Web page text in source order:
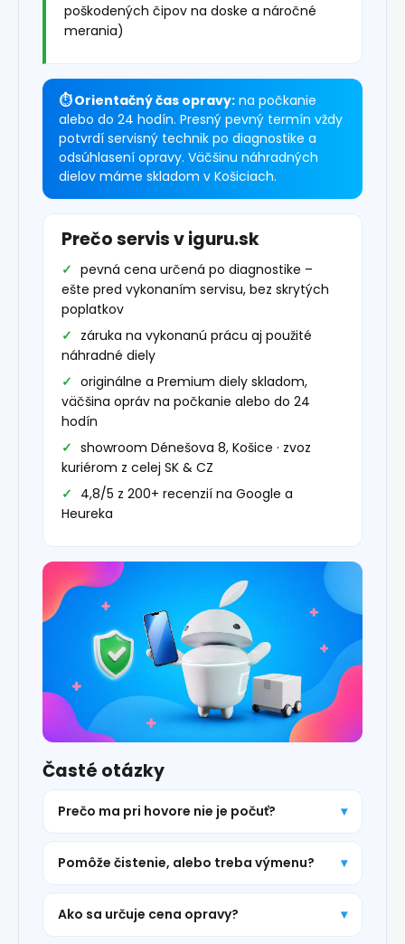
poškodených čipov na doske a náročné
merania)
⏱ Orientačný čas opravy: na počkanie
alebo do 24 hodín. Presný pevný termín vždy
potvrdí servisný technik po diagnostike a
odsúhlasení opravy. Väčšinu náhradných
dielov máme skladom v Košiciach.
Prečo servis v iguru.sk
pevná cena určená po diagnostike –
ešte pred vykonaním servisu, bez skrytých
poplatkov
záruka na vykonanú prácu aj použité
náhradné diely
originálne a Premium diely skladom,
väčšina opráv na počkanie alebo do 24
hodín
showroom Dénešova 8, Košice · zvoz
kuriérom z celej SK & CZ
4,8/5 z 200+ recenzií na Google a
Heureka
Časté otázky
Prečo ma pri hovore nie je počuť?
Pomôže čistenie, alebo treba výmenu?
Ako sa určuje cena opravy?